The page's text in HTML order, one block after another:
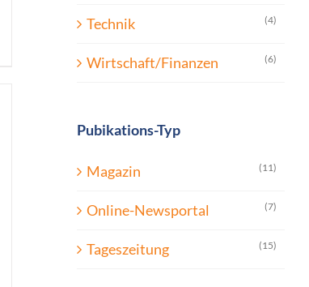
Technik (4)
Wirtschaft/Finanzen (6)
Pubikations-Typ
Magazin (11)
Online-Newsportal (7)
Tageszeitung (15)